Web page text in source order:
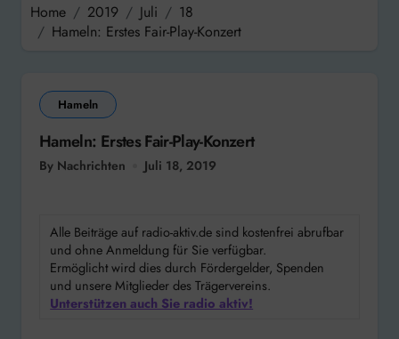
Home 2019 Juli
18
Hameln: Erstes Fair-Play-Konzert
Hameln
Hameln: Erstes Fair-Play-Konzert
By Nachrichten Juli 18, 2019
Alle Beiträge auf radio-aktiv.de sind kostenfrei abrufbar
und ohne Anmeldung für Sie verfügbar.
Ermöglicht wird dies durch Fördergelder, Spenden
und unsere Mitglieder des Trägervereins.
Unterstützen auch Sie radio aktiv!